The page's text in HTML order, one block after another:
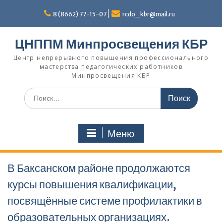
содержимому
8 (8662) 77-15-07 rcdo_kbr@mail.ru
ЦНППМ Минпросвещения КБР
Центр непрерывного повышения профессионального
мастерства педагогических работников
Минпросвещения КБР
Искать:
Меню
В Баксанском районе продолжаются
курсы повышения квалификации,
посвящённые системе профилактики в
образовательных организациях.